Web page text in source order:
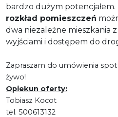
bardzo dużym potencjałem.
rozkład pomieszczeń
dwa niezależne mieszkania
wyjściami i dostępem do
Zapraszam do umówienia
żywo!
Opiekun oferty:
Tobiasz Kocot
tel. 500613132